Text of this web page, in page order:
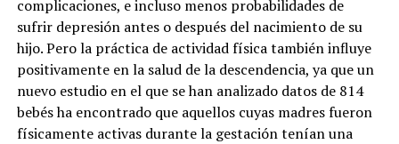
complicaciones, e incluso menos probabilidades de
sufrir depresión antes o después del nacimiento de su
hijo. Pero la práctica de actividad física también influye
positivamente en la salud de la descendencia, ya que un
nuevo estudio en el que se han analizado datos de 814
bebés ha encontrado que aquellos cuyas madres fueron
físicamente activas durante la gestación tenían una